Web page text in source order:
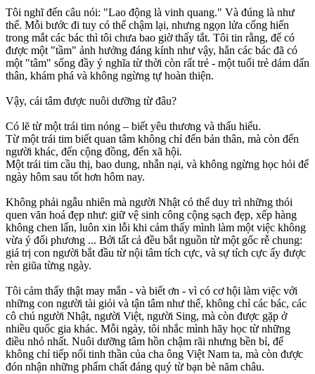
Tôi nghĩ đến câu nói: "Lao động là vinh quang." Và đúng là như
thế. Mỗi bước đi tuy có thể chậm lại, nhưng ngọn lửa cống hiến
trong mắt các bác thì tôi chưa bao giờ thấy tắt. Tôi tin rằng, để có
được một "tầm" ảnh hưởng đáng kính như vậy, hẳn các bác đã có
một "tâm" sống đầy ý nghĩa từ thời còn rất trẻ - một tuổi trẻ dám dấn
thân, khám phá và không ngừng tự hoàn thiện.
Vậy, cái tâm được nuôi dưỡng từ đâu?
Có lẽ từ một trái tim nóng – biết yêu thương và thấu hiểu.
Từ một trái tim biết quan tâm không chỉ đến bản thân, mà còn đến
người khác, đến cộng đồng, đến xã hội.
Một trái tim cầu thị, bao dung, nhẫn nại, và không ngừng học hỏi để
ngày hôm sau tốt hơn hôm nay.
Không phải ngẫu nhiên mà người Nhật có thể duy trì những thói
quen văn hoá đẹp như: giữ vệ sinh công cộng sạch đẹp, xếp hàng
không chen lấn, luôn xin lỗi khi cảm thấy mình làm một việc không
vừa ý đối phương ... Bởi tất cả đều bắt nguồn từ một gốc rễ chung:
giá trị con người bắt đầu từ nội tâm tích cực, và sự tích cực ấy được
rèn giũa từng ngày.
Tôi cảm thấy thật may mắn - và biết ơn - vì có cơ hội làm việc với
những con người tài giỏi và tận tâm như thế, không chỉ các bác, các
cô chú người Nhật, người Việt, người Sing, mà còn được gặp ở
nhiều quốc gia khác. Mỗi ngày, tôi nhắc mình hãy học từ những
điều nhỏ nhất. Nuôi dưỡng tâm hồn chậm rãi nhưng bền bỉ, để
không chỉ tiếp nối tinh thần của cha ông Việt Nam ta, mà còn được
đón nhận những phẩm chất đáng quý từ bạn bè năm châu.